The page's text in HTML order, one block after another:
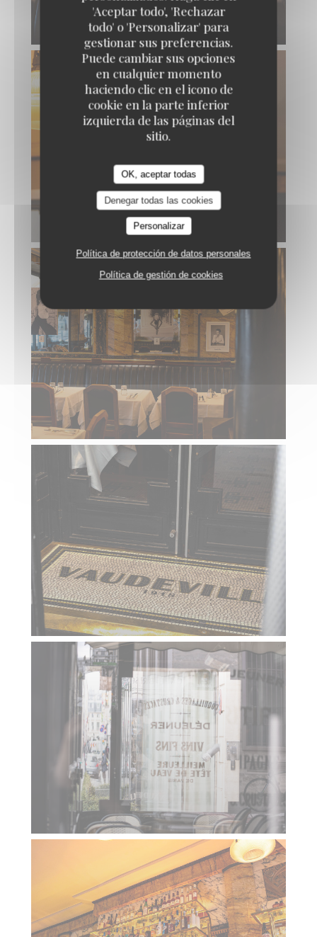
'Aceptar todo', 'Rechazar
todo' o 'Personalizar' para
gestionar sus preferencias.
Puede cambiar sus opciones
en cualquier momento
haciendo clic en el icono de
cookie en la parte inferior
izquierda de las páginas del
sitio.
OK, aceptar todas
Denegar todas las cookies
Personalizar
Política de protección de datos personales
Política de gestión de cookies